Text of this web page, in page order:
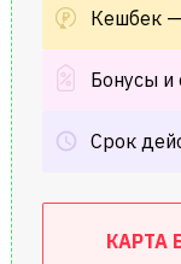
Кешбек —
Бонусы и
Cрок
КАРТА